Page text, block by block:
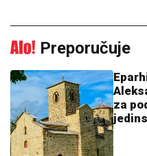
Preporučuje
za